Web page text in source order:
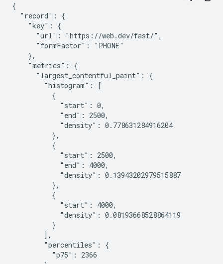
{
  "record": {
    "key": {
      "url": "https://web.dev/fast/",
      "formFactor": "PHONE"
    },
    "metrics": {
      "largest_contentful_paint": {
        "histogram": [
          {
            "start": 0,
            "end": 2500,
            "density": 0.778631284916204
          },
          {
            "start": 2500,
            "end": 4000,
            "density": 0.13943202979515887
          },
          {
            "start": 4000,
            "density": 0.08193668528864119
          }
        ],
        "percentiles": {
          "p75": 2366